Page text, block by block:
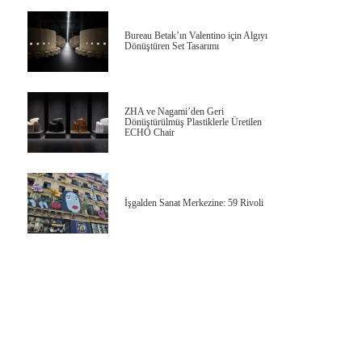
Bureau Betak’ın Valentino için Algıyı
Dönüştüren Set Tasarımı
ZHA ve Nagami’den Geri
Dönüştürülmüş Plastiklerle Üretilen
ECHO Chair
İşgalden Sanat Merkezine: 59 Rivoli